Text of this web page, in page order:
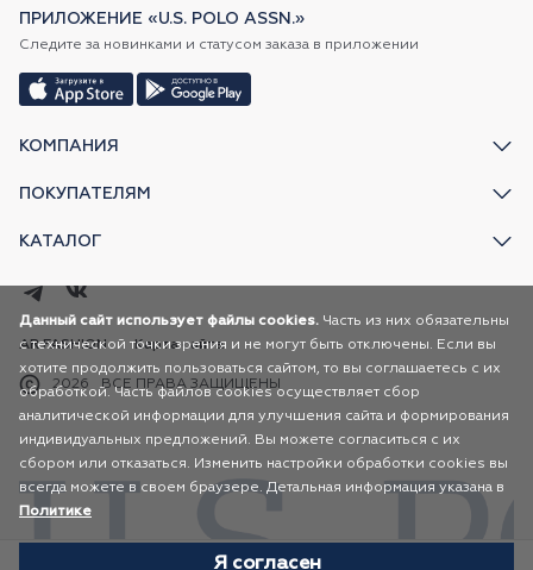
КОМПАНИЯ
ПОКУПАТЕЛЯМ
КАТАЛОГ
ПРИЛОЖЕНИЕ «U.S. POLO ASSN.»
Следите за новинками и статусом заказа в приложении
2026 ВСЕ ПРАВА ЗАЩИЩЕНЫ
AR FASHION Карта сайта
Данный сайт использует файлы cookies. Часть из них обязательны
с технической точки зрения и не могут быть отключены. Если вы
хотите продолжить пользоваться сайтом, то вы соглашаетесь с их
обработкой. Часть файлов cookies осуществляет сбор
аналитической информации для улучшения сайта и формирования
индивидуальных предложений. Вы можете согласиться с их
сбором или отказаться. Изменить настройки обработки cookies вы
всегда можете в своем браузере. Детальная информация указана в
Политике
Я согласен